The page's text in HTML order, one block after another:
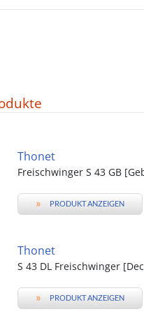
Thonet
Freischwinger S 43 GB
» PRODUKT ANZEIGEN
Thonet
S 43 DL Freischwinger
» PRODUKT ANZEIGEN